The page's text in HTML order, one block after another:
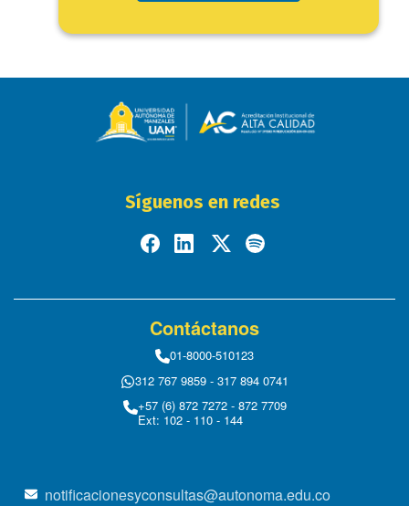
Síguenos en redes
Contáctanos
01-8000-510123
312 767 9859 - 317 894 0741
+57 (6) 872 7272 - 872 7709
Ext: 102 - 110 - 144
notificacionesyconsultas@autonoma.edu.co